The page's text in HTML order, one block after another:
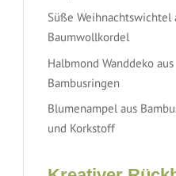
Süße Weihnachtswichtel
Baumwollkordel
Halbmond Wanddeko aus
Bambusringen
Blumenampel aus
und Korkstoff